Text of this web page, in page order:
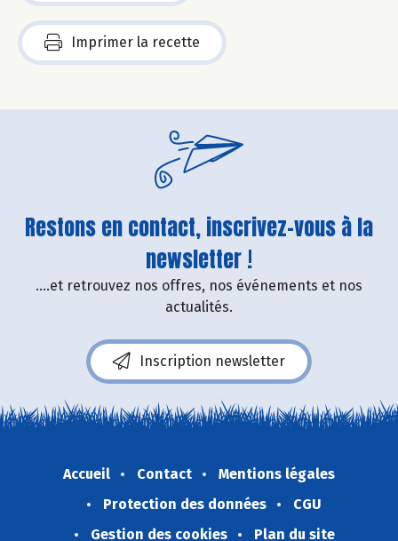
Imprimer la recette
Restons en contact, inscrivez-vous à la
newsletter !
....et retrouvez nos offres, nos événements et nos
actualités.
Inscription newsletter
Accueil Contact
Mentions légales
Protection des données
CGU
Gestion des cookies
Plan du site